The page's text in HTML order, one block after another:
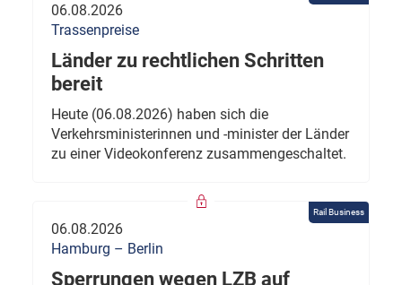
06.08.2026
Trassenpreise
Länder zu rechtlichen Schritten
bereit
Heute (06.08.2026) haben sich die
Verkehrsministerinnen und -minister der Länder
zu einer Videokonferenz zusammengeschaltet.
Rail Business
06.08.2026
Hamburg – Berlin
Sperrungen wegen LZB auf